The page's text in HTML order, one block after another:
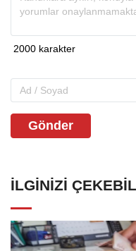
Gönder
İLGINIZI